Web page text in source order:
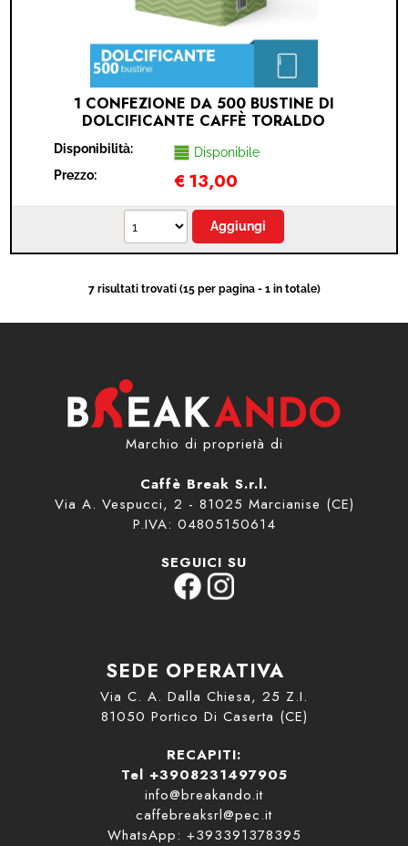
1 CONFEZIONE DA 500 BUSTINE DI
DOLCIFICANTE CAFFÈ TORALDO
Disponibilità:
Disponibile
Prezzo:
€ 13,00
7 risultati trovati (15 per pagina - 1 in totale)
Marchio di proprietà di
Caffè Break S.r.l.
Via A. Vespucci, 2 - 81025 Marcianise (CE)
P.IVA: 04805150614
SEGUICI SU
SEDE OPERATIVA
Via C. A. Dalla Chiesa, 25 Z.I.
81050 Portico Di Caserta (CE)
RECAPITI:
Tel +3908231497905
info@breakando.it
caffebreaksrl@pec.it
WhatsApp: +393391378395